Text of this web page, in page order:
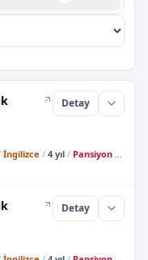
Detay
İngilizce / 4 yıl / Pansiyon Yok
Detay